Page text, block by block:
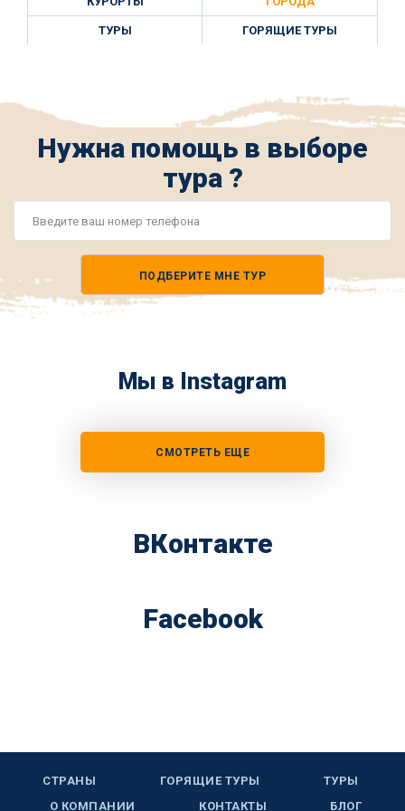
ТУРЫ ГОРЯЩИЕ ТУРЫ
Нужна помощь в выборе
тура ?
ПОДБЕРИТЕ МНЕ ТУР
Мы в Instagram
СМОТРЕТЬ ЕЩЕ
ВКонтакте
Facebook
СТРАНЫ ГОРЯЩИЕ ТУРЫ
ТУРЫ
О КОМПАНИИ
КОНТАКТЫ БЛОГ